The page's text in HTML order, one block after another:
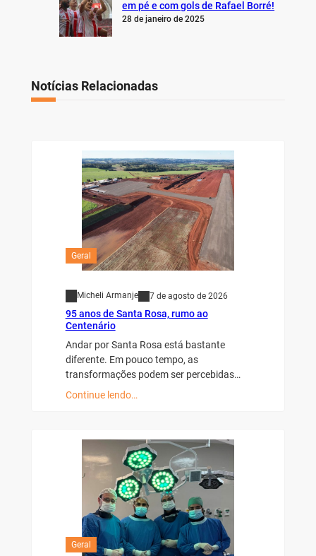
em pé e com gols de Rafael Borré!
28 de janeiro de 2025
Notícias Relacionadas
Geral
Micheli Armanje 7 de agosto de 2026
95 anos de Santa Rosa, rumo ao
Centenário
Andar por Santa Rosa está bastante
diferente. Em pouco tempo, as
transformações podem ser percebidas…
Continue lendo…
Geral